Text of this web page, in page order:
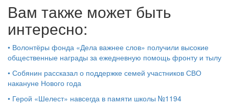
Вам также может быть
интересно:
• Волонтёры фонда «Дела важнее слов» получили высокие
общественные награды за ежедневную помощь фронту и тылу
• Собянин рассказал о поддержке семей участников СВО
накануне Нового года
• Герой «Шелест» навсегда в памяти школы №1194